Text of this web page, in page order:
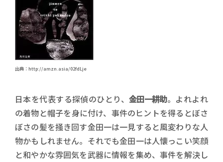
出典：http://amzn.asia/02fdLje
日本を代表する探偵のひとり、 金田一耕助。よれよれ
の着物と帽子を身に付け、事件のヒントを得るとぼさ
ぼさの髪を掻き回す金田一は一見すると風変わりな人
物かもしれません。それでも金田一は人懐っこい笑顔
と和やかな雰囲気を武器に情報を集め、事件を解決し